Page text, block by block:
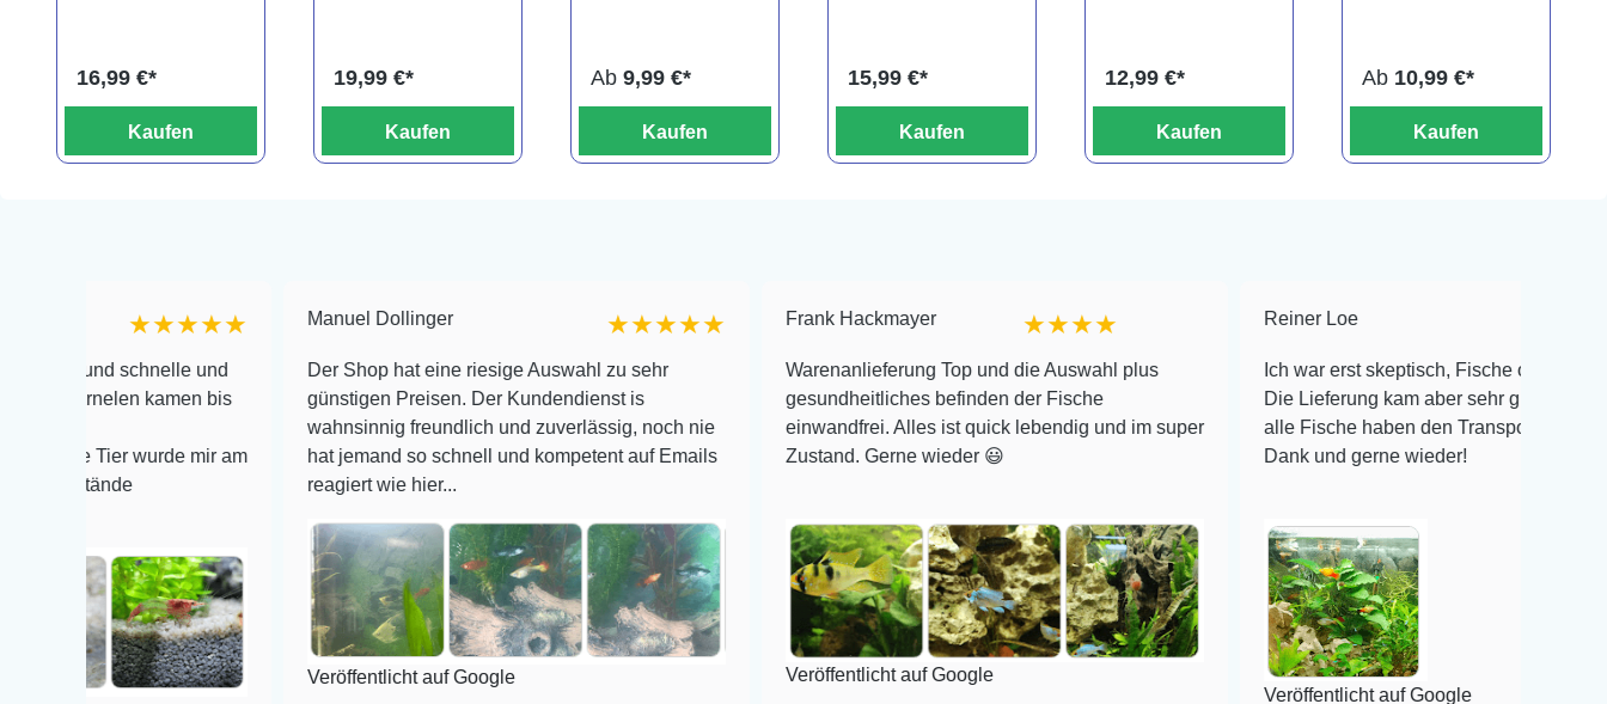
16,99 €*
Kaufen
19,99 €*
Kaufen
Ab 9,99 €*
Kaufen
15,99 €*
Kaufen
nematopys)
12,99 €*
Kaufen
Ab 10,99 €*
Kaufen
★★★★★
schnelle und
kamen bis
wurde mir am
Manuel Dollinger ★★★★★
Der Shop hat eine riesige Auswahl zu sehr
günstigen Preisen. Der Kundendienst is
wahnsinnig freundlich und zuverlässig, noch nie
hat jemand so schnell und kompetent auf Emails
reagiert wie hier...
Veröffentlicht auf Google
Frank Hackmayer ★★★★
Warenanlieferung Top und die Auswahl plus
gesundheitliches befinden der Fische
einwandfrei. Alles ist quick lebendig und im super
Zustand. Gerne wieder 😃
Veröffentlicht auf Google
Ich war erst skeptisch, Fische online zu bestellen!
Die Lieferung kam aber sehr gut verpackt an und
alle Fische haben den Transport überlebt! Vielen
Dank und gerne wieder!
Veröffentlicht auf Google